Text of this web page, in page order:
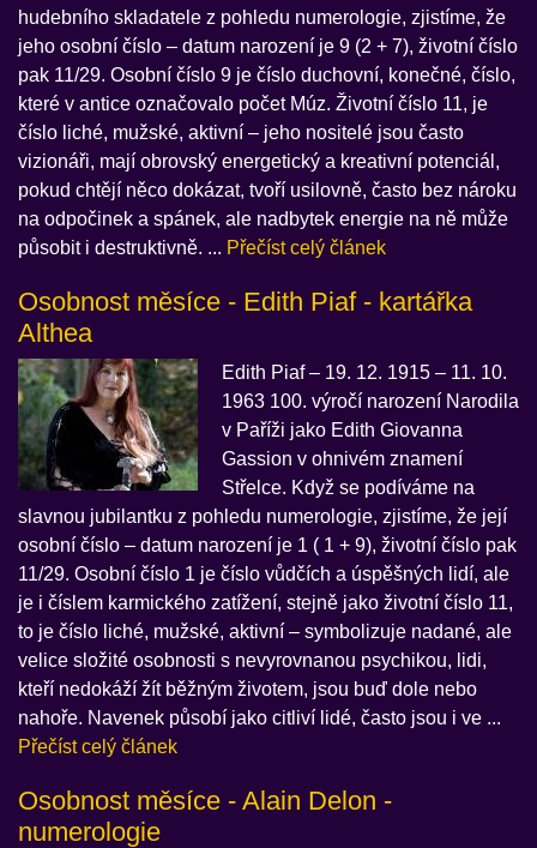
hudebního skladatele z pohledu numerologie, zjistíme, že
jeho osobní číslo – datum narození je 9 (2 + 7), životní číslo
pak 11/29. Osobní číslo 9 je číslo duchovní, konečné, číslo,
které v antice označovalo počet Múz. Životní číslo 11, je
číslo liché, mužské, aktivní – jeho nositelé jsou často
vizionáři, mají obrovský energetický a kreativní potenciál,
pokud chtějí něco dokázat, tvoří usilovně, často bez nároku
na odpočinek a spánek, ale nadbytek energie na ně může
působit i destruktivně. ... Přečíst celý článek
Osobnost měsíce - Edith Piaf - kartářka
Althea
Edith Piaf – 19. 12. 1915 – 11. 10.
1963 100. výročí narození Narodila
v Paříži jako Edith Giovanna
Gassion v ohnivém znamení
Střelce. Když se podíváme na
slavnou jubilantku z pohledu numerologie, zjistíme, že její
osobní číslo – datum narození je 1 ( 1 + 9), životní číslo pak
11/29. Osobní číslo 1 je číslo vůdčích a úspěšných lidí, ale
je i číslem karmického zatížení, stejně jako životní číslo 11,
to je číslo liché, mužské, aktivní – symbolizuje nadané, ale
velice složité osobnosti s nevyrovnanou psychikou, lidi,
kteří nedokáží žít běžným životem, jsou buď dole nebo
nahoře. Navenek působí jako citliví lidé, často jsou i ve ...
Přečíst celý článek
Osobnost měsíce - Alain Delon -
numerologie